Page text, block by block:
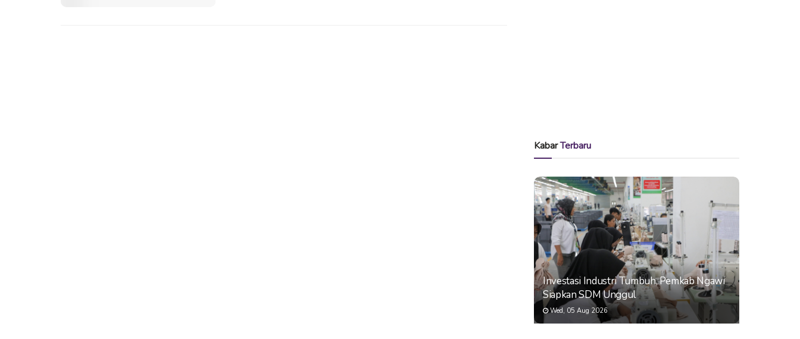
KabarTerbaru
Investasi Industri Tumbuh, Pemkab Ngawi
Siapkan SDM Unggul
Wed, 05 Aug 2026